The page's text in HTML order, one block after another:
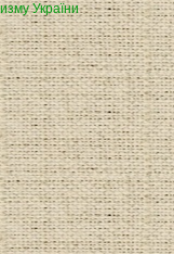
України